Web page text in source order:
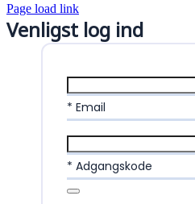
Page load link
Venligst log ind
* Email
* Adgangskode